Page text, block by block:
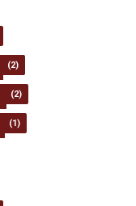
(2)
(2)
(1)